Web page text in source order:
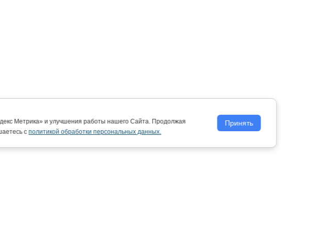
Метрика» и улучшения работы нашего Сайта. Продолжая
сполитикой обработки персональных данных.
Принять